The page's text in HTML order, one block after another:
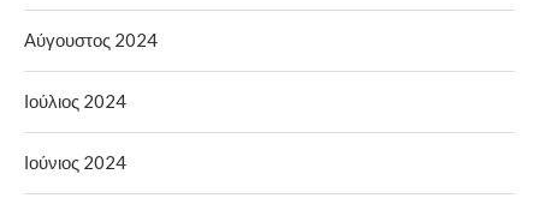
Αύγουστος 2024
Ιούλιος 2024
Ιούνιος 2024